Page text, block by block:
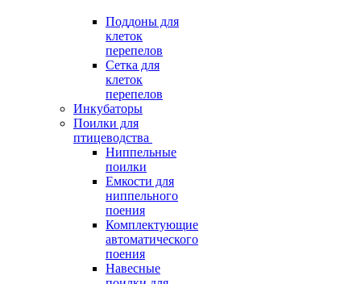
Поддоны для
клеток
перепелов
Сетка для
клеток
перепелов
Инкубаторы
Поилки для
птицеводства
Ниппельные
поилки
Емкости для
ниппельного
поения
Комплектующие
автоматического
поения
Навесные